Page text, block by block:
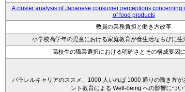
A cluster analysis of Japanese consumer perceptions concerning
of food products
教員の業務負担と働き方改革
小学校高学年の児童における家庭教育が食生活ならびに
高校生の職業選択における明確さとその構成要因
パラレルキャリアのススメ、1000 人いれば 1000 通りの働き方が
ント教育による Well-being への影響につい